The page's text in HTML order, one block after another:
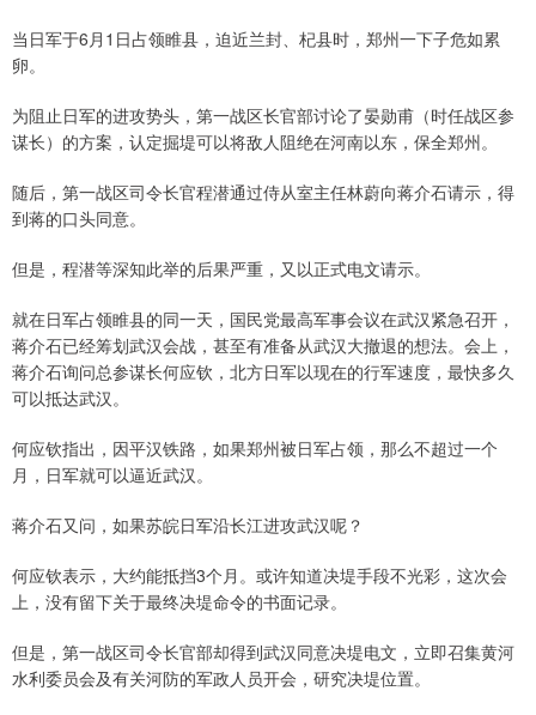
当日军于6月1日占领睢县，迫近兰封、杞县时，郑州一下子危如累
卵。
为阻止日军的进攻势头，第一战区长官部讨论了晏勋甫（时任战区参
谋长）的方案，认定掘堤可以将敌人阻绝在河南以东，保全郑州。
随后，第一战区司令长官程潜通过侍从室主任林蔚向蒋介石请示，得
到蒋的口头同意。
但是，程潜等深知此举的后果严重，又以正式电文请示。
就在日军占领睢县的同一天，国民党最高军事会议在武汉紧急召开，
蒋介石已经筹划武汉会战，甚至有准备从武汉大撤退的想法。会上，
蒋介石询问总参谋长何应钦，北方日军以现在的行军速度，最快多久
可以抵达武汉。
何应钦指出，因平汉铁路，如果郑州被日军占领，那么不超过一个
月，日军就可以逼近武汉。
蒋介石又问，如果苏皖日军沿长江进攻武汉呢？
何应钦表示，大约能抵挡3个月。或许知道决堤手段不光彩，这次会
上，没有留下关于最终决堤命令的书面记录。
但是，第一战区司令长官部却得到武汉同意决堤电文，立即召集黄河
水利委员会及有关河防的军政人员开会，研究决堤位置。